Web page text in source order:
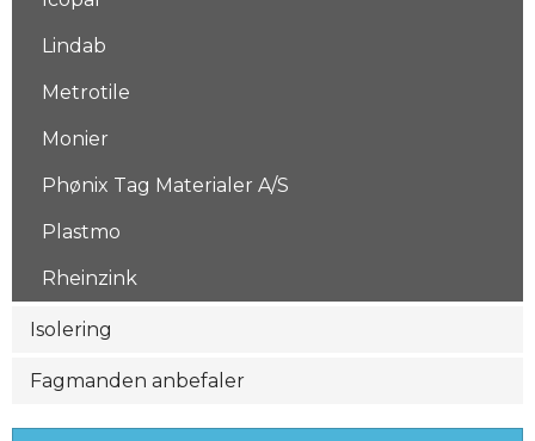
Lindab
Metrotile
Monier
Phønix Tag Materialer A/S
Plastmo
Rheinzink
Isolering
Fagmanden anbefaler